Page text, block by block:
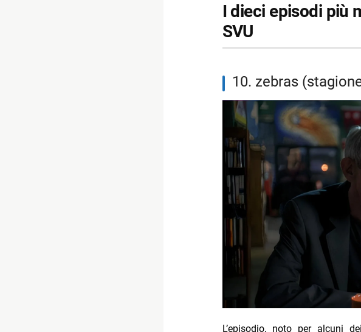
I dieci episodi più memorabili di John Munch in
SVU
10. zebras
L’episodio, noto per alcuni